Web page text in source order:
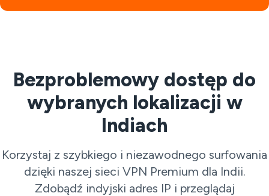
Bezproblemowy dostęp do
wybranych lokalizacji w
Indiach
Korzystaj z szybkiego i niezawodnego surfowania
dzięki naszej sieci VPN Premium dla Indii.
Zdobądź indyjski adres IP i przeglądaj